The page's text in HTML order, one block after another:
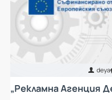
deya